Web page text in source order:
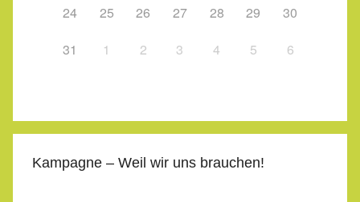
24
25 26 27 28 29
30
31
1 2 3 4 5 6
Kampagne – Weil wir uns brauchen!